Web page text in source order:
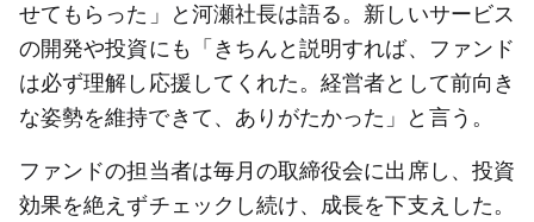
せてもらった」と河瀬社長は語る。新しいサービス
の開発や投資にも「きちんと説明すれば、ファンド
は必ず理解し応援してくれた。経営者として前向き
な姿勢を維持できて、ありがたかった」と言う。
ファンドの担当者は毎月の取締役会に出席し、投資
効果を絶えずチェックし続け、成長を下支えした。